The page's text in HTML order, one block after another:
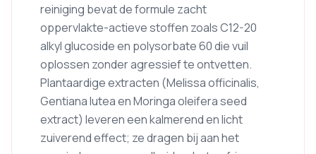
reiniging bevat de formule zacht
oppervlakte-actieve stoffen zoals C12-20
alkyl glucoside en polysorbate 60 die vuil
oplossen zonder agressief te ontvetten.
Plantaardige extracten (Melissa officinalis,
Gentiana lutea en Moringa oleifera seed
extract) leveren een kalmerend en licht
zuiverend effect; ze dragen bij aan het